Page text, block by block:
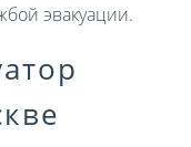
эвакуации.